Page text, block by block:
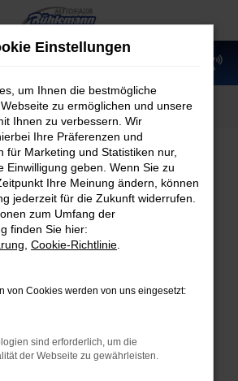
Fahrzeugmarkt
Error
ein Fehler aufgetreten.
Tipps, die dir helfen können:
deine Firewall und deine
Einstellungen
um Ihnen die bestmögliche
zu ermöglichen und unsere
Ihnen zu verbessern. Wir
Ihre Präferenzen und
für Marketing und Statistiken nur,
Einwilligung geben. Wenn Sie zu
Ihre Meinung ändern, können
jederzeit für die Zukunft widerrufen.
zum Umfang der
finden Sie hier:
Cookie-Richtlinie
von Cookies werden von uns eingesetzt:
sind erforderlich, um die
der Webseite zu gewährleisten.